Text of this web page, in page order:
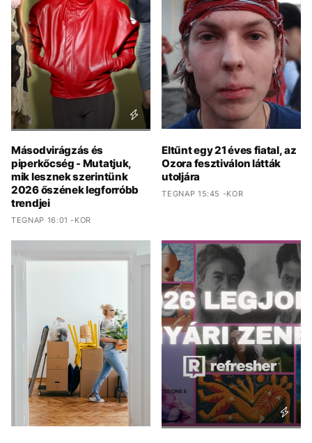
Másodvirágzás és
piperkőcség - Mutatjuk,
mik lesznek szerintünk
2026 őszének legforróbb
trendjei
TEGNAP 16:01 -KOR
Eltűnt egy 21 éves fiatal, az
Ozora fesztiválon látták
utoljára
TEGNAP 15:45 -KOR